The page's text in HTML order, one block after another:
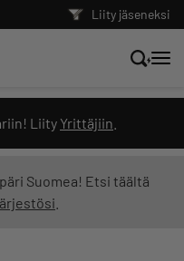
Liity jäseneksi
Liity Yrittäjiin
Suomea! Etsi täältä